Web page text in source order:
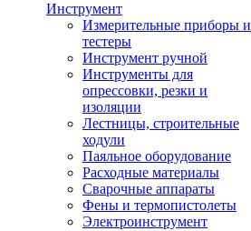
Инструмент
Измерительные приборы и
тестеры
Инструмент ручной
Инструменты для
опрессовки, резки и
изоляции
Лестницы, строительные
ходули
Паяльное оборудование
Расходные материалы
Сварочные аппараты
Фены и термопистолеты
Электроинструмент